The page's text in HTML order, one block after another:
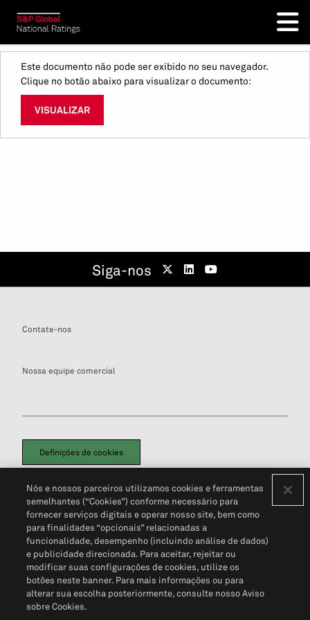
Este documento não pode ser exibido no seu navegador.
Clique no botão abaixo para visualizar o documento:
VISUALIZAR
Siga-nos
Contate-nos
Nossa equipe comercial
Definições de cookies
Política de PrivacidadePortal de privacidade do cliente (em inglês)
Não Venda Minhas Informações Pessoais© 2026 S&P Global
Nós e nossos parceiros utilizamos cookies e ferramentas
semelhantes (“Cookies”) conforme necessário para
fornecer serviços digitais e operar nosso site, bem como
para finalidades “opcionais” relacionadas a
funcionalidade, desempenho (incluindo análise de dados)
e publicidade direcionada. Para aceitar, rejeitar ou
modificar suas configurações de cookies, utilize os
botões neste banner. Para mais informações ou para
alterar sua escolha posteriormente, consulte nosso Aviso
sobre Cookies.